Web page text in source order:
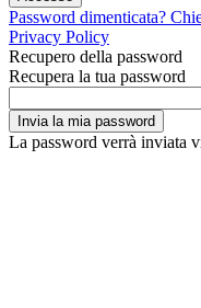
Password dimenticata?
Privacy Policy
Recupero della password
Recupera la tua password
La password verrà inviata